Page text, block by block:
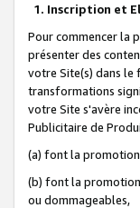
1. Inscription et
Pour commencer la
présenter des
votre Site(s) dans le
transformations
votre Site s'avère
Publicitaire de
(a) font la
(b) font la
ou dommageables,